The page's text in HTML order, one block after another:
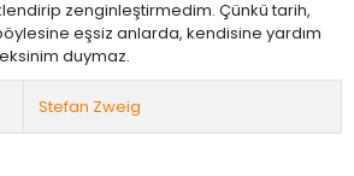
zenginleştirmedim. Çünkü tarih,
eşsiz anlarda, kendisine yardım
duymaz.
Stefan Zweig